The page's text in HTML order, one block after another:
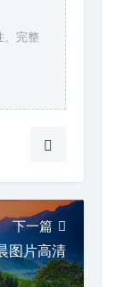
、完整
下一篇
图片高清